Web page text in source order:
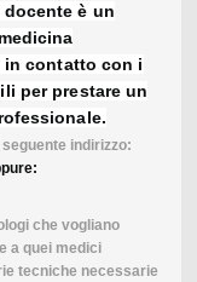
è un
in contatto con i
per prestare un
indirizzo:
che vogliano
a quei medici
tecniche necessarie